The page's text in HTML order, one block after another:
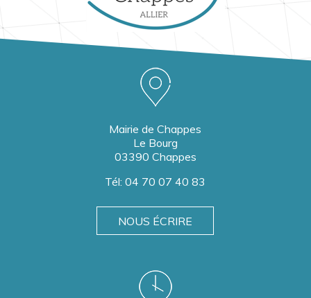
Mairie de Chappes
Le Bourg
03390 Chappes
Tél:04 70 07 40 83
NOUS ÉCRIRE